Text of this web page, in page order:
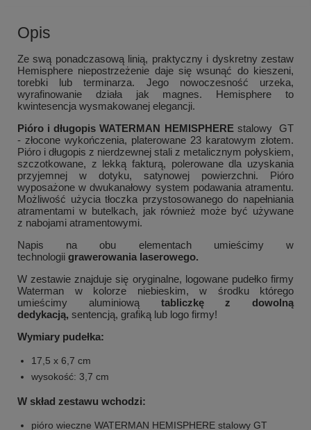
Opis
Ze swą ponadczasową linią, praktyczny i dyskretny zestaw
Hemisphere niepostrzeżenie daje się wsunąć do kieszeni,
torebki lub terminarza. Jego nowoczesność urzeka,
wyrafinowanie działa jak magnes. Hemisphere to
kwintesencja wysmakowanej elegancji.
Pióro i długopis WATERMAN HEMISPHEREstalowy GT
- złocone wykończenia, platerowane 23 karatowym złotem.
Pióro i długopis z nierdzewnej stali z metalicznym połyskiem,
szczotkowane, z lekką fakturą, polerowane dla uzyskania
przyjemnej w dotyku, satynowej powierzchni. Pióro
wyposażone w dwukanałowy system podawania atramentu.
Możliwość użycia tłoczka przystosowanego do napełniania
atramentami w butelkach, jak również może być używane
z nabojami atramentowymi.
Napis na obu elementach umieścimy w
technologii grawerowania laserowego.
W zestawie znajduje się oryginalne, logowane pudełko firmy
Waterman w kolorze niebieskim, w środku którego
umieścimy aluminiową
tabliczkę z dowolną
dedykacją, sentencją, grafiką lub logo firmy!
Wymiary pudełka:
17,5 x 6,7 cm
wysokość: 3,7 cm
W skład zestawu wchodzi:
pióro wieczne WATERMAN HEMISPHERE stalowy GT